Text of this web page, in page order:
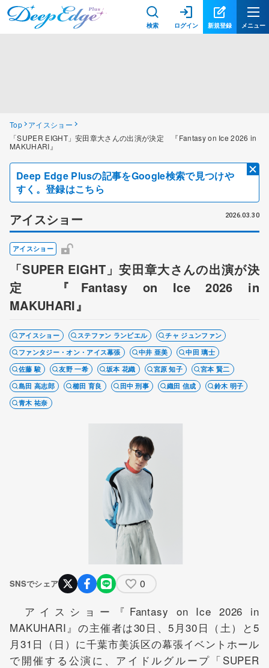
検索 ログイン 新規登録 メニュー
Top
アイスショー
「SUPER EIGHT」安田章大さんの出演が決定 『Fantasy on Ice 2026 in
MAKUHARI』
Deep Edge Plusの記事をGoogle検索で見つけや
すく。登録はこちら
アイスショー 2026.03.30
アイスショー
「SUPER EIGHT」安田章大さんの出演が決
定 『Fantasy on Ice 2026 in
MAKUHARI』
アイスショー ステファン ランビエル
チャ ジュンファン
ファンタジー・オン・アイス幕張
中井 亜美
中田 璃士
佐藤 駿
友野 一希 坂本 花織 宮原 知子
宮本 賢二
島田 高志郎
櫛田 育良 田中 刑事 織田 信成
鈴木 明子
青木 祐奈
SNSでシェア 0
アイスショー『Fantasy on Ice 2026 in
MAKUHARI』の主催者は30日、5月30日（土）と5
月31日（日）に千葉市美浜区の幕張イベントホール
で開催する公演に、アイドルグループ「SUPER